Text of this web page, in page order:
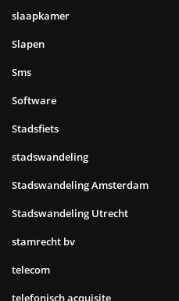
slaapkamer
Slapen
Sms
Software
Stadsfiets
stadswandeling
Stadswandeling Amsterdam
Stadswandeling Utrecht
stamrecht bv
telecom
telefonisch acquisite